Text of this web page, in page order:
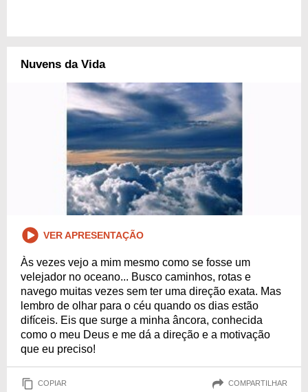
Nuvens da Vida
VER APRESENTAÇÃO
Às vezes vejo a mim mesmo como se fosse um
velejador no oceano... Busco caminhos, rotas e
navego muitas vezes sem ter uma direção exata. Mas
lembro de olhar para o céu quando os dias estão
difíceis. Eis que surge a minha âncora, conhecida
como o meu Deus e me dá a direção e a motivação
que eu preciso!
COPIAR COMPARTILHAR